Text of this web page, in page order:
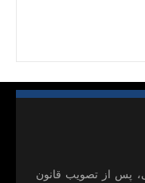
پس از تصويب قانون